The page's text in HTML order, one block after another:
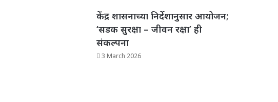
केंद्र शासनाच्या निर्देशानुसार आयोजन;
‘सडक सुरक्षा – जीवन रक्षा’ ही
संकल्पना
3 March 2026